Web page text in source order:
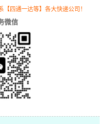
【四通一达等】各大快递公司！
微信